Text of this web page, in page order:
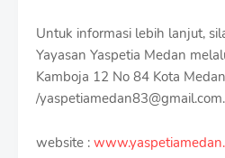
Untuk informasi lebih lanjut,
Yayasan Yaspetia Medan
Kamboja 12 No 84 Kota
/yaspetiamedan83@gmail.com.
website :